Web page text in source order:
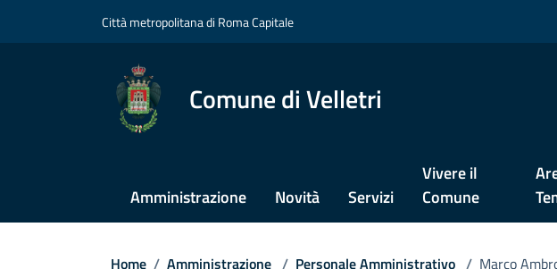
Città metropolitana di Roma Capitale
Comune di Velletri
Amministrazione Novità Servizi
Vivere il
Comune
Home / Amministrazione / Personale Amministrativo / Marco